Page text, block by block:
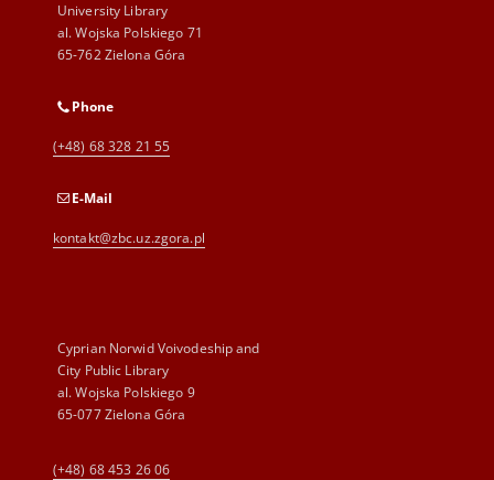
University Library
al. Wojska Polskiego 71
65-762 Zielona Góra
Phone
(+48) 68 328 21 55
E-Mail
kontakt@zbc.uz.zgora.pl
Cyprian Norwid Voivodeship and
City Public Library
al. Wojska Polskiego 9
65-077 Zielona Góra
(+48) 68 453 26 06